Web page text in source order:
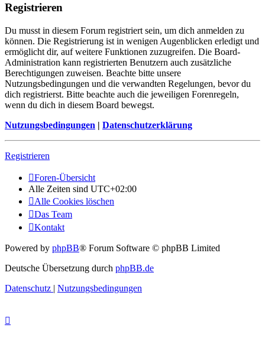
Registrieren
Du musst in diesem Forum registriert sein, um dich anmelden zu
können. Die Registrierung ist in wenigen Augenblicken erledigt und
ermöglicht dir, auf weitere Funktionen zuzugreifen. Die Board-
Administration kann registrierten Benutzern auch zusätzliche
Berechtigungen zuweisen. Beachte bitte unsere
Nutzungsbedingungen und die verwandten Regelungen, bevor du
dich registrierst. Bitte beachte auch die jeweiligen Forenregeln,
wenn du dich in diesem Board bewegst.
Nutzungsbedingungen | Datenschutzerklärung
Registrieren
Foren-Übersicht
Alle Zeiten sind UTC+02:00
Alle Cookies löschen
Das Team
Kontakt
Powered by phpBB® Forum Software © phpBB Limited
Deutsche Übersetzung durch phpBB.de
Datenschutz | Nutzungsbedingungen